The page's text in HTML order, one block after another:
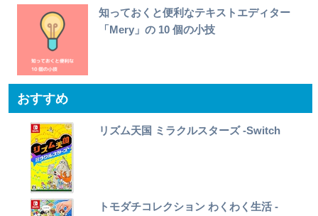
知っておくと便利なテキストエディター
「Mery」の 10 個の小技
おすすめ
リズム天国 ミラクルスターズ -Switch
トモダチコレクション わくわく生活 -